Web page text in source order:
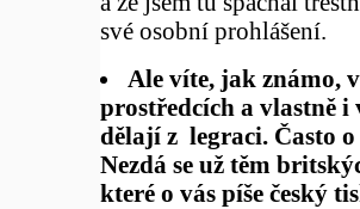
své osobní prohlášení.
Ale víte, jak známo,
prostředcích a vlastně i
dělají z legraci. Často
Nezdá se už těm
které o vás píše český